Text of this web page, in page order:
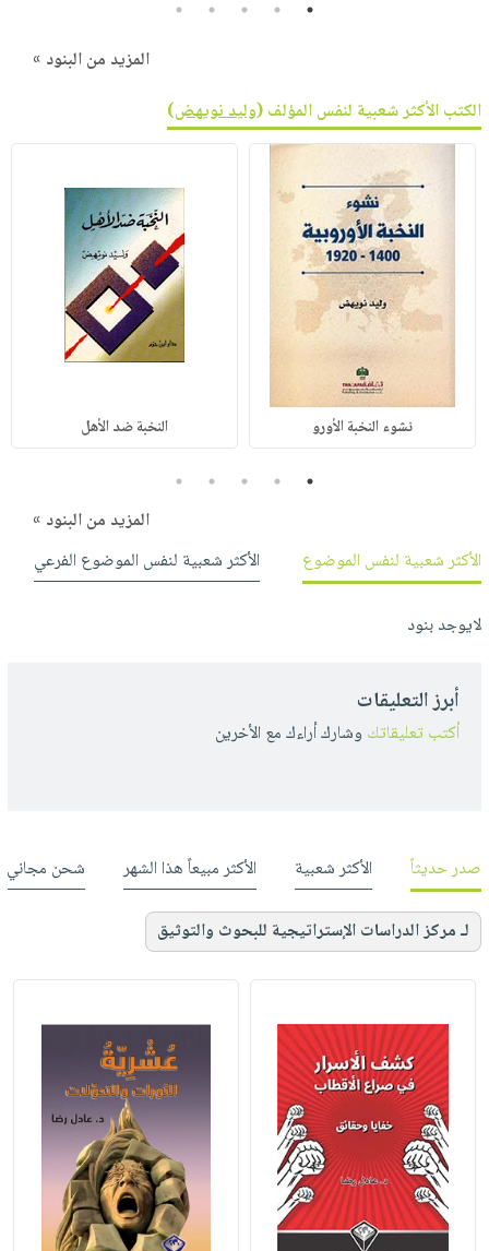
1
2
3
4
5
المزيد من البنود »
الكتب الأكثر شعبية لنفس المؤلف (وليد نويهض)
نشوء النخبة الأورو النخبة ضد الأهل
1
2
3
4
5
المزيد من البنود »
الأكثر شعبية لنفس الموضوع
الأكثر شعبية لنفس الموضوع الفرعي
لايوجد بنود
أبرز التعليقات
أكتب تعليقاتك وشارك أراءك مع الأخرين
صدر حديثاً الأكثر شعبية الأكثر مبيعاً هذا الشهر شحن مجاني
لـ مركز الدراسات الإستراتيجية للبحوث والتوثيق